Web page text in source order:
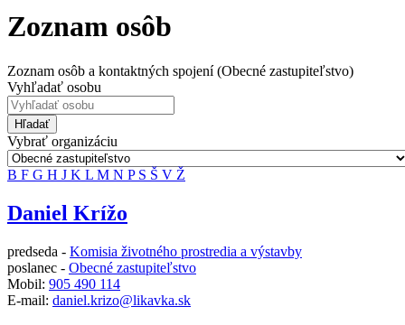
Zoznam osôb
Zoznam osôb a kontaktných spojení (Obecné zastupiteľstvo)
Vyhľadať osobu
Hľadať
Vybrať organizáciu
B F G H J K L M N P S Š V Ž
Daniel Krížo
predseda - Komisia životného prostredia a výstavby
poslanec - Obecné zastupiteľstvo
Mobil: 905 490 114
E-mail: daniel.krizo@likavka.sk